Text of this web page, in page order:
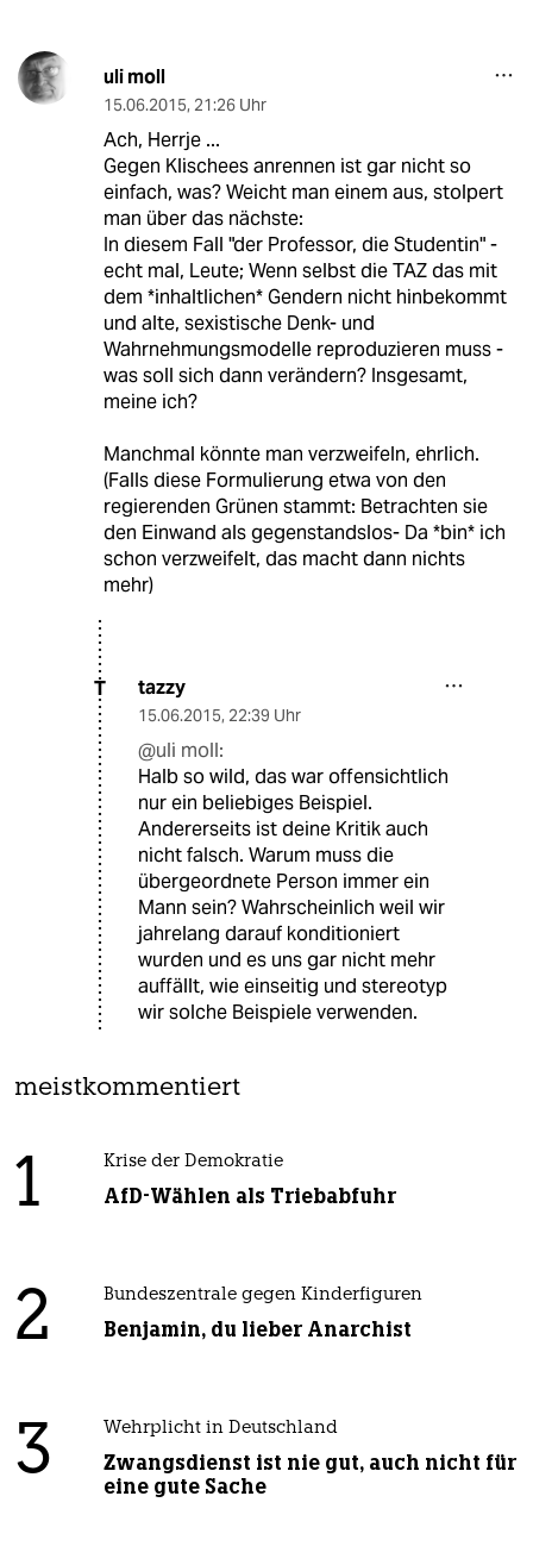
uli moll
15.06.2015, 21:26 Uhr
Ach, Herrje ...
Gegen Klischees anrennen ist gar nicht so
einfach, was? Weicht man einem aus, stolpert
man über das nächste:
In diesem Fall "der Professor, die Studentin" -
echt mal, Leute; Wenn selbst die TAZ das mit
dem *inhaltlichen* Gendern nicht hinbekommt
und alte, sexistische Denk- und
Wahrnehmungsmodelle reproduzieren muss -
was soll sich dann verändern? Insgesamt,
meine ich?
Manchmal könnte man verzweifeln, ehrlich.
(Falls diese Formulierung etwa von den
regierenden Grünen stammt: Betrachten sie
den Einwand als gegenstandslos- Da *bin* ich
schon verzweifelt, das macht dann nichts
mehr)
T tazzy
15.06.2015, 22:39 Uhr
@uli moll:
Halb so wild, das war offensichtlich
nur ein beliebiges Beispiel.
Andererseits ist deine Kritik auch
nicht falsch. Warum muss die
übergeordnete Person immer ein
Mann sein? Wahrscheinlich weil wir
jahrelang darauf konditioniert
wurden und es uns gar nicht mehr
auffällt, wie einseitig und stereotyp
wir solche Beispiele verwenden.
meistkommentiert
1 Krise der Demokratie
AfD-Wählen als Triebabfuhr
2 Bundeszentrale gegen Kinderfiguren
Benjamin, du lieber Anarchist
3 Wehrplicht in Deutschland
Zwangsdienst ist nie gut, auch nicht für
eine gute Sache